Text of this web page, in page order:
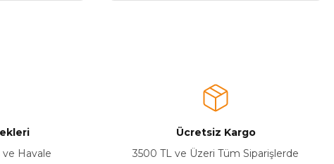
ve Havale
Ücretsiz Kargo
3500 TL ve Üzeri Tüm Siparişlerde